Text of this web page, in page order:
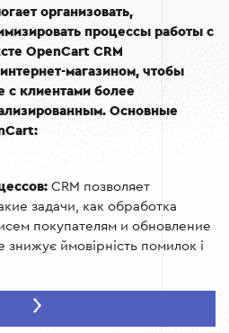
организовать,
процессы работы с
OpenCart CRM
магазином, чтобы
с клиентами более
Основные
CRM позволяет
задачи, как обработка
покупателям и обновление
ймовірність помилок і